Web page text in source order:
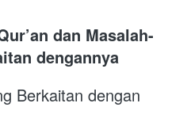
dan Masalah-
dengannya
Berkaitan dengan